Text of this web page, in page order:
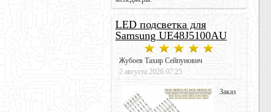
LED подсветка для
Samsung UE48J5100AU
Жубоев Тахир Сейпунович
2 августа 2026 07:25
Заказ